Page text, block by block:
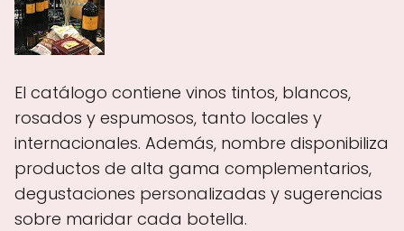
El catálogo contiene vinos tintos, blancos,
rosados y espumosos, tanto locales y
internacionales. Además, nombre disponibiliza
productos de alta gama complementarios,
degustaciones personalizadas y sugerencias
sobre maridar cada botella.